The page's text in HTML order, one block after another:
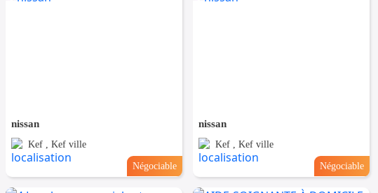
nissan
Kef , Kef ville
Négociable
nissan
Kef , Kef ville
Négociable